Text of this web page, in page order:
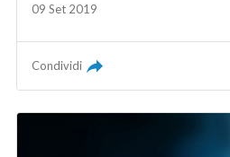
09 Set 2019
Condividi